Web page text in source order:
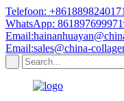
Telefoon: +8618898240171
WhatsApp:
Email:sales@china-